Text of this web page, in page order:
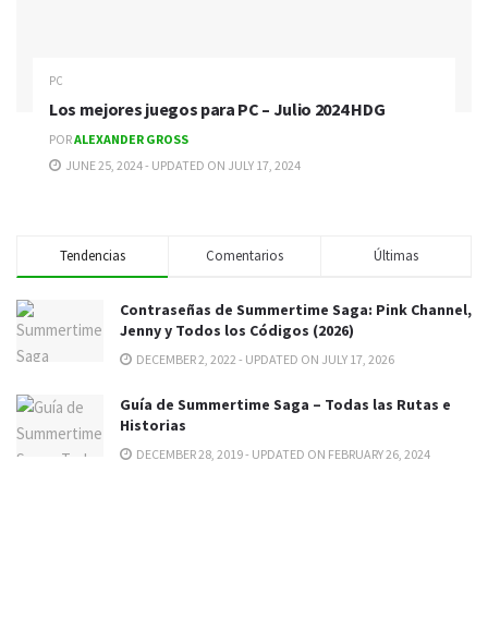
PC
Los mejores juegos para PC – Julio 2024 HDG
PORALEXANDER GROSS
JUNE 25, 2024 - UPDATED ON JULY 17, 2024
Tendencias Comentarios Últimas
Contraseñas de Summertime Saga: Pink Channel,
Jenny y Todos los Códigos (2026)
DECEMBER 2, 2022 - UPDATED ON JULY 17, 2026
Guía de Summertime Saga – Todas las Rutas e
Historias
DECEMBER 28, 2019 - UPDATED ON FEBRUARY 26, 2024